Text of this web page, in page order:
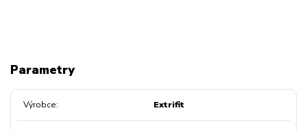
Parametry
Výrobce Extrifit